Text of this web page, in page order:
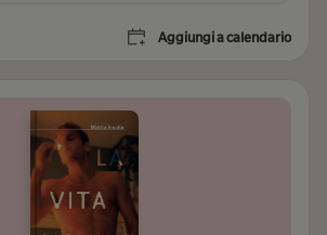
Aggiungi a calendario